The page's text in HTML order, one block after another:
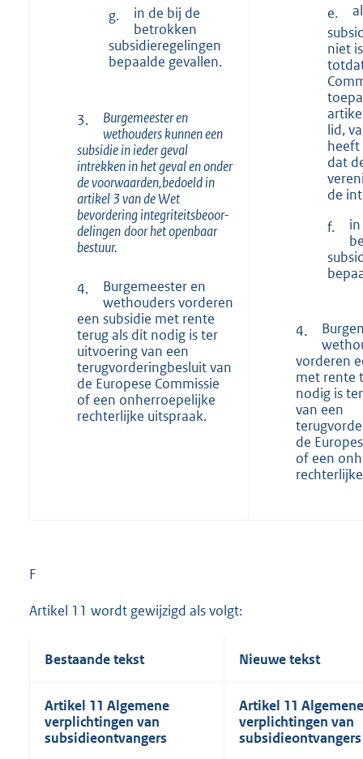
g.
in de bij de
betrokken
subsidieregelingen
bepaalde gevallen.
3.
Burgemeester en
wethouders kunnen een
subsidie in ieder geval
intrekken in het geval en onder
de voorwaarden,bedoeld in
artikel 3 van de Wet
bevorderingintegriteitsbeoor-
delingen door het openbaar
bestuur.
4.
Burgemeester en
wethouders vorderen
een subsidie met rente
terug als dit nodig is ter
uitvoering van een
terugvorderingbesluit van
de Europese Commissie
of een onherroepelijke
rechterlijke uitspraak.
e.
niet
lid,
heeft
dat
de
f.
4.
vorderen
met rente
nodig is
van een
de
of een
F
Artikel 11 wordt gewijzigd als volgt:
Bestaande tekst Nieuwe tekst
Artikel 11 Algemene
verplichtingen van
subsidieontvangers
Artikel 11 Algemene
verplichtingen van
subsidieontvangers